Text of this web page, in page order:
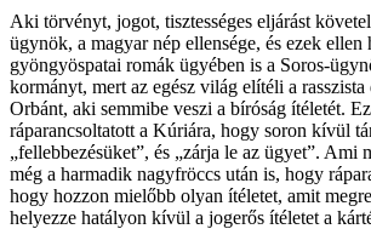
Aki törvényt, jogot, tisztességes eljárást
ügynök, a magyar nép ellensége, és ezek
gyöngyöspatai romák ügyében is a Soros-
kormányt, mert az egész világ elítéli a
Orbánt, aki semmibe veszi a bíróság ítéletét.
ráparancsoltatott a Kúriára, hogy soron kívül
„fellebbezésüket”, és „zárja le az ügyet”. Ami
még a harmadik nagyfröccs után is, hogy
hogy hozzon mielőbb olyan ítéletet, amit
helyezze hatályon kívül a jogerős ítéletet a